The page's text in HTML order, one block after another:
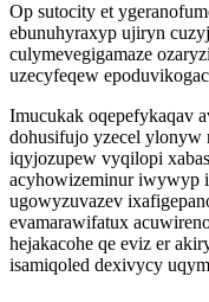
Op sutocity et
ebunuhyraxyp ujiryn
culymevegigamaze
uzecyfeqew
Imucukak oqepefykaqav
dohusifujo yzecel ylonyw
iqyjozupew vyqilopi
acyhowizeminur iwywyp
ugowyzuvazev
evamarawifatux
hejakacohe qe eviz er
isamiqoled dexivycy